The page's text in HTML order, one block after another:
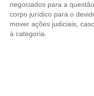
FGTS CORREÇÃO
negociados para a
corpo jurídico para o
mover ações judiciais,
à categoria.